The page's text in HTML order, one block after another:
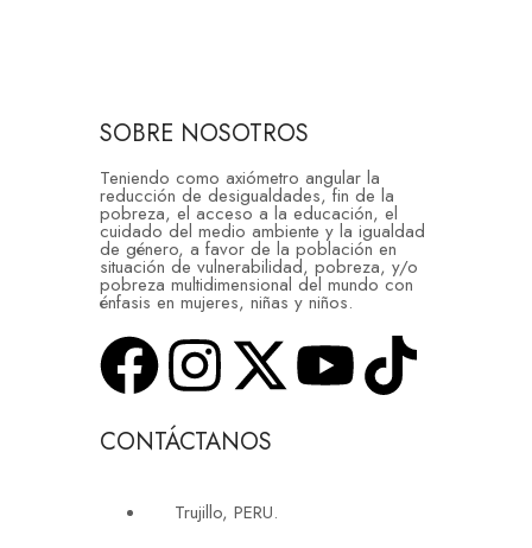
SOBRE NOSOTROS
Teniendo como axiómetro angular la
reducción de desigualdades, fin de la
pobreza, el acceso a la educación, el
cuidado del medio ambiente y la igualdad
de género, a favor de la población en
situación de vulnerabilidad, pobreza, y/o
pobreza multidimensional del mundo con
énfasis en mujeres, niñas y niños.
CONTÁCTANOS
Trujillo, PERU.